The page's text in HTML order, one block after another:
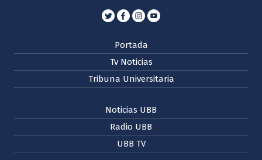
Portada
Tv Noticias
Tribuna Universitaria
Noticias UBB
Radio UBB
UBB TV